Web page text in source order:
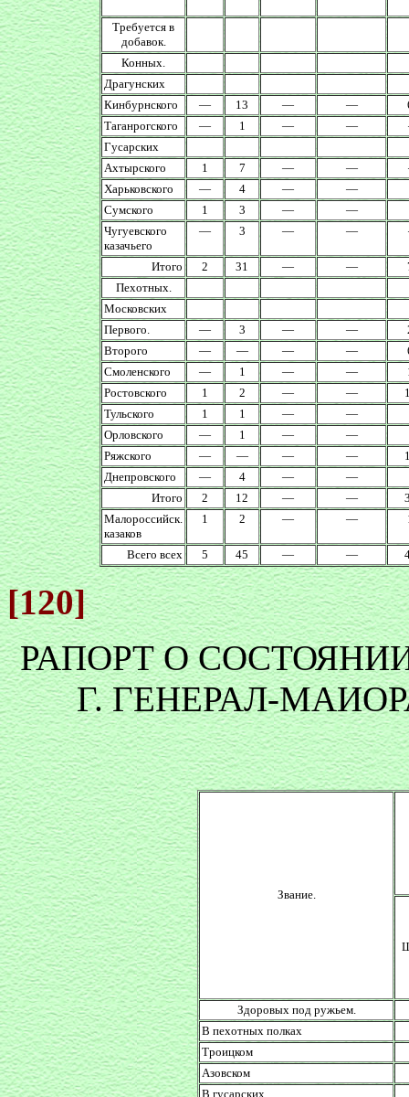
Требуется в
добавок.
Конных.
Драгунских
Кинбурнского
— 13 — —
Таганрогского
— 1 — —
Гусарских
Ахтырского
1 7 — —
Харьковского
— 4 —
—
Сумского
1 3 —
—
Чугуевского
казачьего
— 3 — —
Итого 2 31 — —
Пехотных.
Московских
Первого.
— 3 — —
Второго
— — — —
Смоленского
— 1 — —
Ростовского
1 2 — —
Тульского
1 1 —
—
Орловского
— 1 —
—
Ряжского
— — — —
Днепровского
— 4 —
—
Итого
2 12 — —
Малороссийск.
казаков
1 2 — —
Всего всех 5 45 — —
[120]
РАПОРТ О
Г. ГЕНЕРАЛ-
Звание.
Здоровых под ружьем.
В пехотных полках
Троицком
Азовском
В гусарских